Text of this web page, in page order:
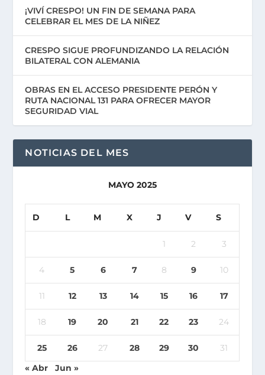
¡VIVÍ CRESPO! UN FIN DE SEMANA PARA
CELEBRAR EL MES DE LA NIÑEZ
CRESPO SIGUE PROFUNDIZANDO LA RELACIÓN
BILATERAL CON ALEMANIA
OBRAS EN EL ACCESO PRESIDENTE PERÓN Y
RUTA NACIONAL 131 PARA OFRECER MAYOR
SEGURIDAD VIAL
NOTICIAS DEL MES
MAYO 2025
D L M X J V S
1 2 3
4 5 6 7 8 9 10
11 12 13 14 15 16 17
18 19 20 21 22 23 24
25 26 27 28 29 30
31
« Abr
Jun »